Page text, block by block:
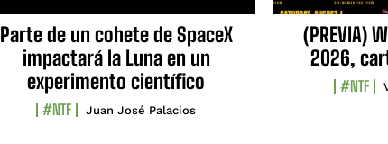
Parte de un cohete de SpaceX
impactará la Luna en un
experimento científico
#NTF Juan José Palacios
(PREVIA)
2026,
#NTF